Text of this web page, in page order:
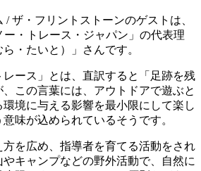
ザ・フリントストーンのゲストは、
ー・トレース・ジャパン」の代表理
・たいと）」さんです。
ース」とは、直訳すると「足跡を残
この言葉には、アウトドアで遊ぶと
境に与える影響を最小限にして楽し
味が込められているそうです。
を広め、指導者を育てる活動をされ
キャンプなどの野外活動で、自然に